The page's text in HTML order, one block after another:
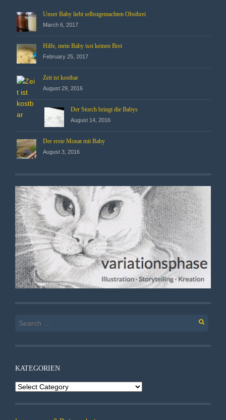
Unser Baby liebt selbstgemachten Obstbrei
March 6, 2017
Hilfe, mein Baby isst keinen Brei
February 25, 2017
Zeit ist kostbar
August 29, 2016
Der Storch bringt die Babys
August 14, 2016
Der erste Monat mit Baby
August 3, 2016
Search
KATEGORIEN
Kategorien